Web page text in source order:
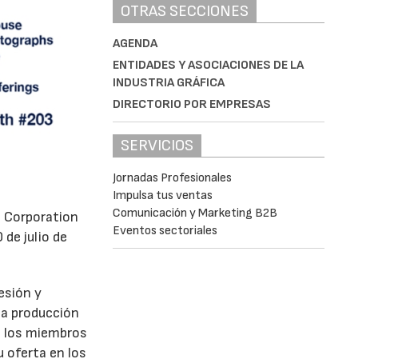
Corporation
de julio de
y
producción
los miembros
oferta en los
OTRAS SECCIONES
AGENDA
ENTIDADES Y ASOCIACIONES DE LA
INDUSTRIA GRÁFICA
DIRECTORIO POR EMPRESAS
SERVICIOS
Jornadas Profesionales
Impulsa tus ventas
Comunicación y Marketing B2B
Eventos sectoriales